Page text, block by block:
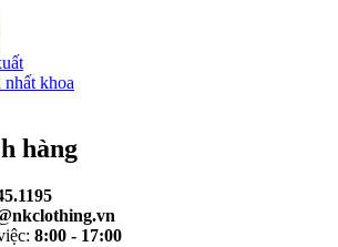
khoa
hàng
8:00 - 17:00